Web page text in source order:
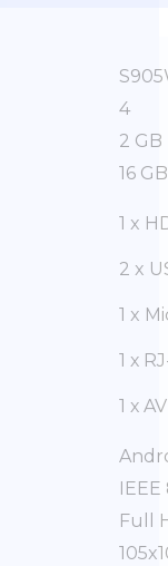
4
2 GB
16 GB
1 x
2 x
1 x
1 х
1 х
Full